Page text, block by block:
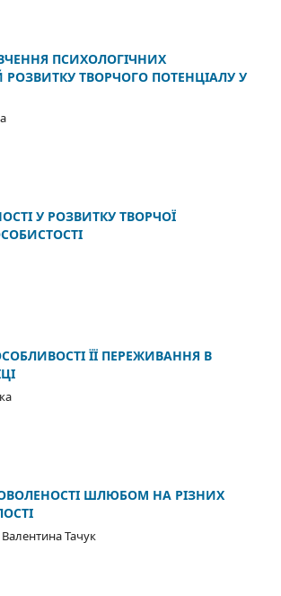
ПСИХОЛОГІЧНИХ
ТВОРЧОГО ПОТЕНЦІАЛУ У
У РОЗВИТКУ ТВОРЧОЇ
ЇЇ ПЕРЕЖИВАННЯ В
ШЛЮБОМ НА РІЗНИХ
Тачук